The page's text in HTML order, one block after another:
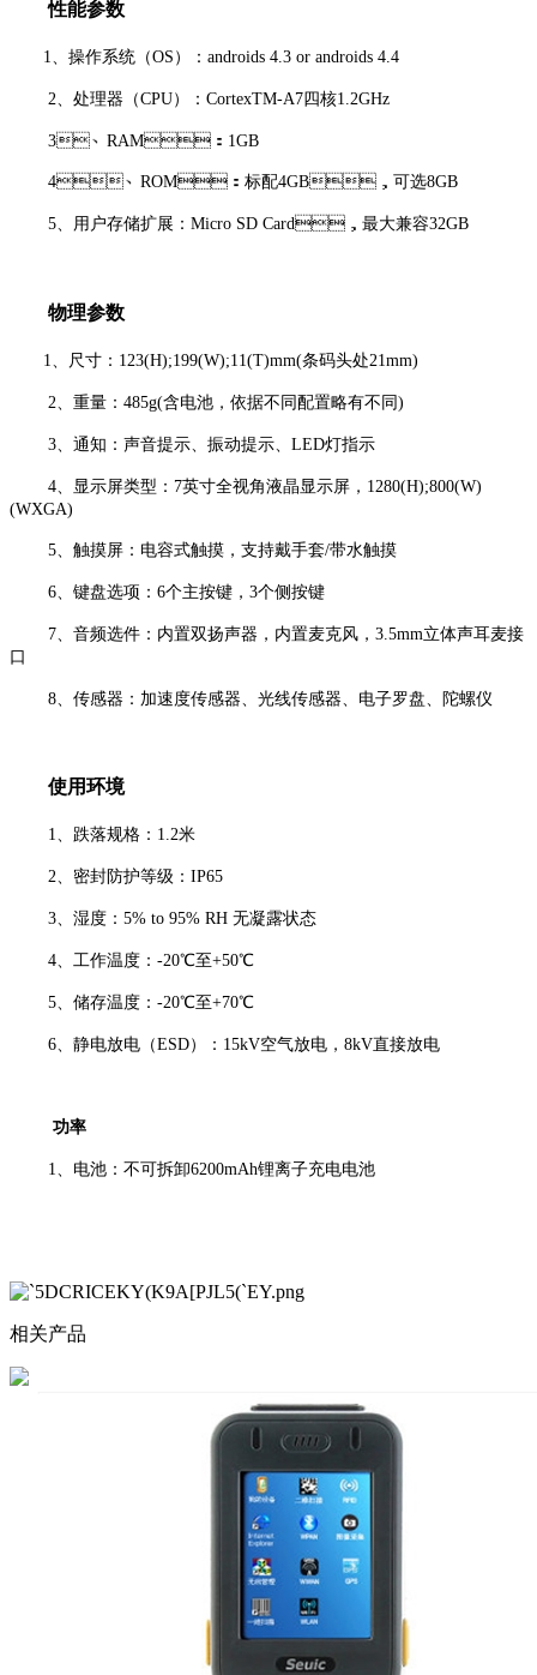
性能参数
1、操作系统（OS）：androids 4.3 or androids 4.4
2、处理器（CPU）：CortexTM-A7四核1.2GHz
3、RAM：1GB
4、ROM：标配4GB，可选8GB
5、用户存储扩展：Micro SD Card，最大兼容32GB
物理参数
1、尺寸：123(H);199(W);11(T)mm(条码头处21mm)
2、重量：485g(含电池，依据不同配置略有不同)
3、通知：声音提示、振动提示、LED灯指示
4、显示屏类型：7英寸全视角液晶显示屏，1280(H);800(W)
(WXGA)
5、触摸屏：电容式触摸，支持戴手套/带水触摸
6、键盘选项：6个主按键，3个侧按键
7、音频选件：内置双扬声器，内置麦克风，3.5mm立体声耳麦接
口
8、传感器：加速度传感器、光线传感器、电子罗盘、陀螺仪
使用环境
1、跌落规格：1.2米
2、密封防护等级：IP65
3、湿度：5% to 95% RH 无凝露状态
4、工作温度：-20℃至+50℃
5、储存温度：-20℃至+70℃
6、静电放电（ESD）：15kV空气放电，8kV直接放电
功率
1、电池：不可拆卸6200mAh锂离子充电电池
相关产品